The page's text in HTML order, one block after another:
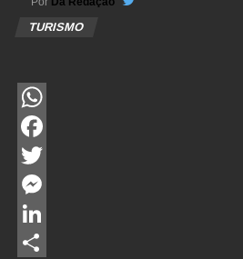
TURISMO
WhatsApp
Facebook
Twitter
Messenger
LinkedIn